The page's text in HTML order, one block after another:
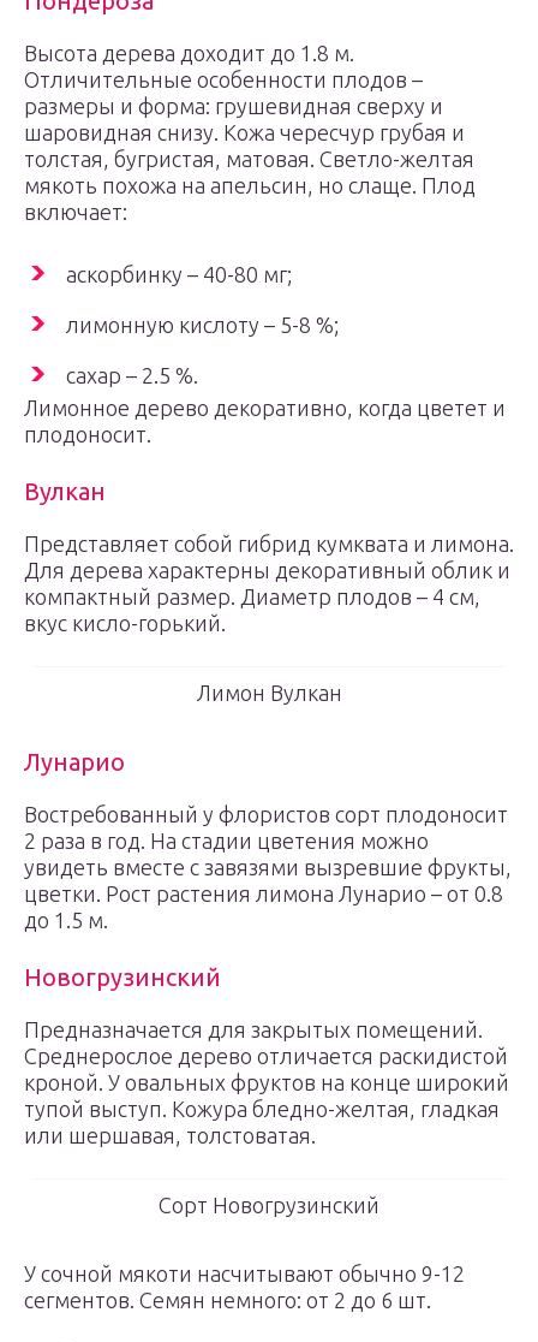
Высота дерева доходит до 1.8 м.
Отличительные особенности плодов –
размеры и форма: грушевидная сверху и
шаровидная снизу. Кожа чересчур грубая и
толстая, бугристая, матовая. Светло-желтая
мякоть похожа на апельсин, но слаще. Плод
включает:
аскорбинку – 40-80 мг;
лимонную кислоту – 5-8 %;
сахар – 2.5 %.
Лимонное дерево декоративно, когда цветет и
плодоносит.
Вулкан
Представляет собой гибрид кумквата и лимона.
Для дерева характерны декоративный облик и
компактный размер. Диаметр плодов – 4 см,
вкус кисло-горький.
Лимон Вулкан
Лунарио
Востребованный у флористов сорт плодоносит
2 раза в год. На стадии цветения можно
увидеть вместе с завязями вызревшие фрукты,
цветки. Рост растения лимона Лунарио – от 0.8
до 1.5 м.
Новогрузинский
Предназначается для закрытых помещений.
Среднерослое дерево отличается раскидистой
кроной. У овальных фруктов на конце широкий
тупой выступ. Кожура бледно-желтая, гладкая
или шершавая, толстоватая.
Сорт Новогрузинский
У сочной мякоти насчитывают обычно 9-12
сегментов. Семян немного: от 2 до 6 шт.